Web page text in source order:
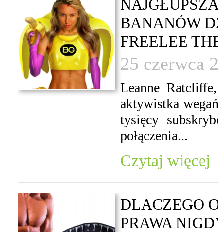
BANANÓW
FREELEE
25 czerwca
Leanne
aktywistka
tysięcy
połączenia...
Czytaj więcej
DLACZEGO
PRAWA